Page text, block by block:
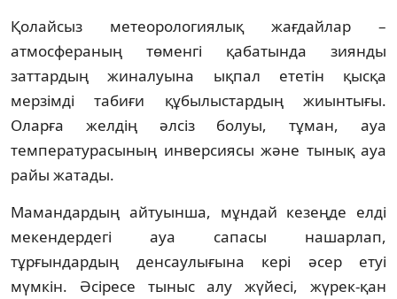
Қолайсыз метеорологиялық жағдайлар –
атмосфераның төменгі қабатында зиянды
заттардың жиналуына ықпал ететін қысқа
мерзімді табиғи құбылыстардың жиынтығы.
Оларға желдің әлсіз болуы, тұман, ауа
температурасының инверсиясы және тынық ауа
райы жатады.
Мамандардың айтуынша, мұндай кезеңде елді
мекендердегі ауа сапасы нашарлап,
тұрғындардың денсаулығына кері әсер етуі
мүмкін. Әсіресе тыныс алу жүйесі, жүрек-қан